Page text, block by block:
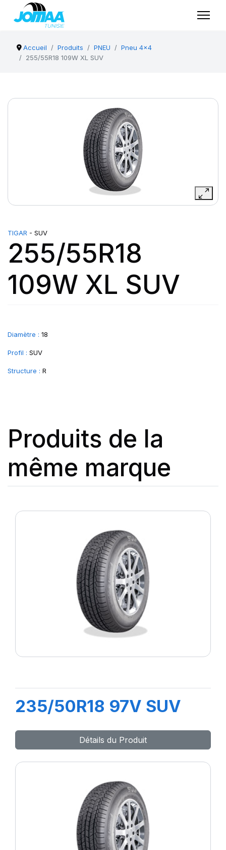
Accueil Produits PNEU
Pneu 4x4
255/55R18 109W XL SUV
TIGAR - SUV
255/55R18
109W XL SUV
Diamètre : 18
Profil : SUV
Structure : R
Produits de la
même marque
235/50R18 97V SUV
Détails du Produit